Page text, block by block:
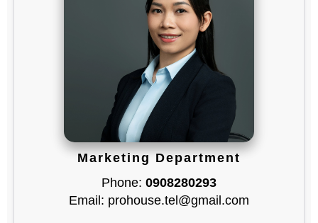
Marketing Department
Phone: 0908280293
Email: prohouse.tel@gmail.com